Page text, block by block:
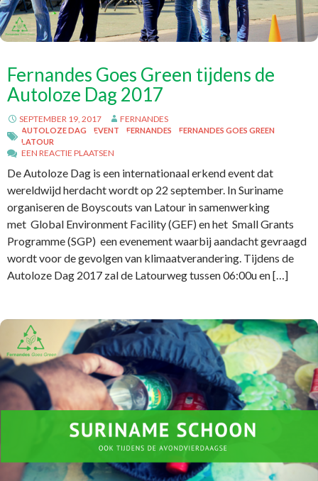
Fernandes Goes Green tijdens de
Autoloze Dag 2017
SEPTEMBER 19, 2017 FERNANDES
AUTOLOZE DAG EVENT FERNANDES
FERNANDES GOES GREEN
LATOUR
EEN REACTIE PLAATSEN
De Autoloze Dag is een internationaal erkend event dat
wereldwijd herdacht wordt op 22 september. In Suriname
organiseren de Boyscouts van Latour in samenwerking
met Global Environment Facility (GEF) en het Small Grants
Programme (SGP) een evenement waarbij aandacht gevraagd
wordt voor de gevolgen van klimaatverandering. Tijdens de
Autoloze Dag 2017 zal de Latourweg tussen 06:00u en […]